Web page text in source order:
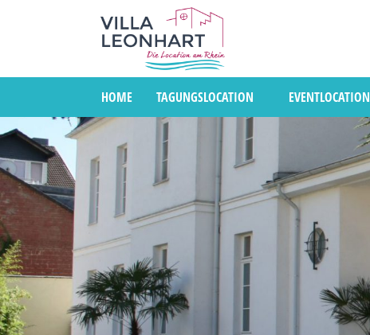
HOME TAGUNGSLOCATION EVENTLOCATION